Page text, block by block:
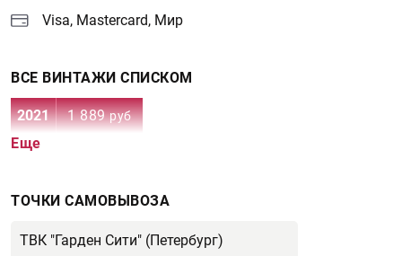
Visa, Mastercard, Мир
ВСЕ ВИНТАЖИ СПИСКОМ
2021 1 889руб
Еще
ТОЧКИ САМОВЫВОЗА
ТВК "Гарден Сити" (Петербург)